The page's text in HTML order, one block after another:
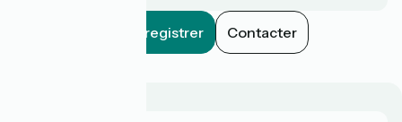
Enregistrer Contacter